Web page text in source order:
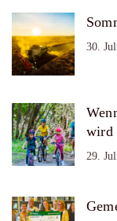
30.
wird
29.